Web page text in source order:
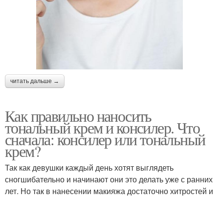
читать дальше →
Как правильно наносить
тональный крем и консилер. Что
сначала: консилер или тональный
крем?
Так как девушки каждый день хотят выглядеть
сногшибательно и начинают они это делать уже с ранних
лет. Но так в нанесении макияжа достаточно хитростей и